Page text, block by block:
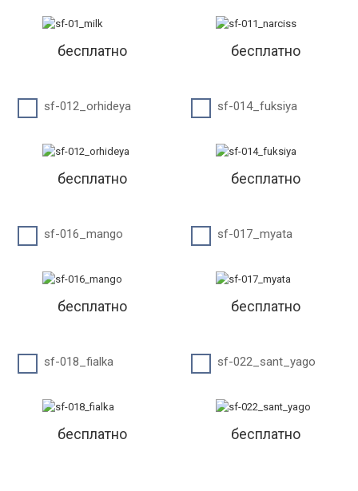
бесплатно бесплатно
sf-012_orhideya
бесплатно
sf-014_fuksiya
бесплатно
sf-016_mango
бесплатно
sf-017_myata
бесплатно
sf-018_fialka
бесплатно
sf-022_sant_yago
бесплатно